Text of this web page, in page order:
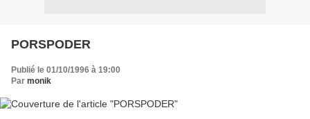
PORSPODER
Publié le 01/10/1996 à 19:00
Par monik